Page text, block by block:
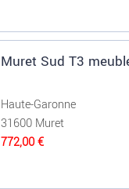
Muret Sud T3
Haute-Garonne
31600 Muret
772,00 €